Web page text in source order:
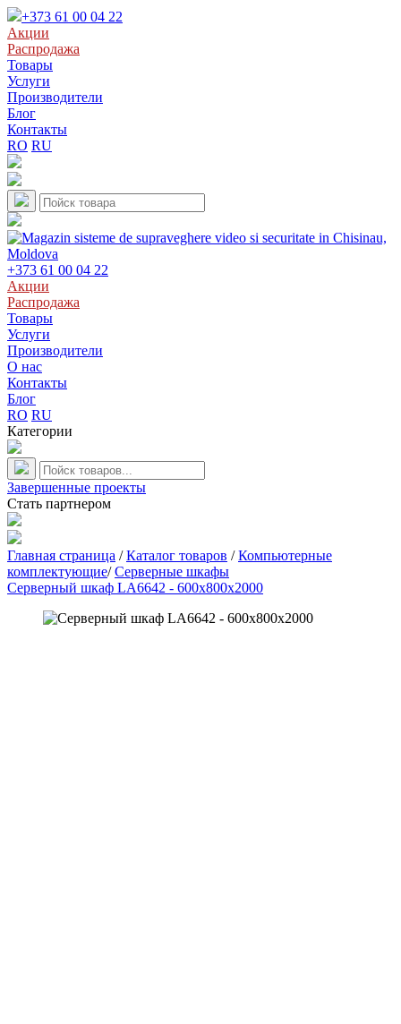
+373 61 00 04 22
Акции
Распродажа
Товары
Услуги
Производители
Блог
Контакты
RO RU
+373 61 00 04 22
Акции
Распродажа
Товары
Услуги
Производители
О нас
Контакты
Блог
RO RU
Категории
Завершенные проекты
Стать партнером
Главная страница / Каталог товаров / Компьютерные
комплектующие/ Серверные шкафы
Серверный шкаф LA6642 - 600x800x2000